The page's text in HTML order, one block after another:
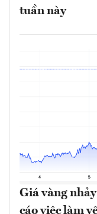
tuần này
Giá vàng
cáo việc làm